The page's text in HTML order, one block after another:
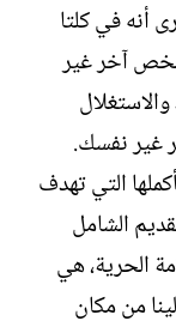
الشر الذي كتبه سنة 1990 يرى أنه في كلتا
آخر غير
غير نفسك.
التي تهدف
الشامل
الحرية، هي
من مكان